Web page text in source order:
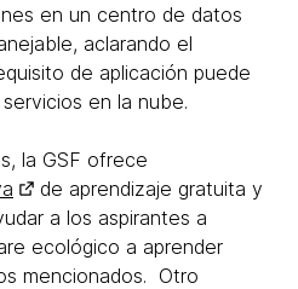
en un centro de datos
aclarando el
de aplicación puede
en la nube.
la GSF ofrece
de aprendizaje gratuita y
a los aspirantes a
ecológico a aprender
mencionados. Otro